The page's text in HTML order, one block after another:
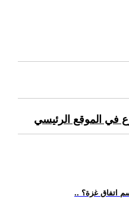
في الموقع الرئيسي
اتفاق غزة؟